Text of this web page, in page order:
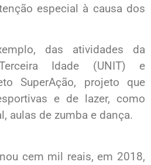
especial à causa dos
das atividades da
Idade (UNIT) e
SuperAção, projeto que
e de lazer, como
aulas de zumba e dança.
cem mil reais, em 2018,